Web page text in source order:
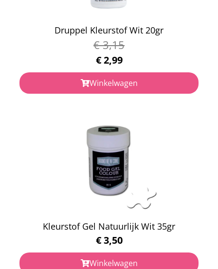
Druppel Kleurstof Wit 20gr
€3,15
€2,99
Winkelwagen
Kleurstof Gel Natuurlijk Wit 35gr
€3,50
Winkelwagen